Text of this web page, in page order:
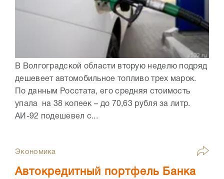
В Волгоградской области вторую неделю подряд
дешевеет автомобильное топливо трех марок.
По данным Росстата, его средняя стоимость
упала на 38 копеек – до 70,63 рубля за литр.
АИ-92 подешевел с...
Экономика
Автокредитный портфель Банка